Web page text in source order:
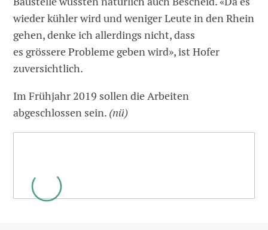
wieder kühler wird und weniger Leute in den Rhein
gehen, denke ich allerdings nicht, dass
es grössere Probleme geben wird», ist Hofer
zuversichtlich.
Im Frühjahr 2019 sollen die Arbeiten
abgeschlossen sein. (nü)